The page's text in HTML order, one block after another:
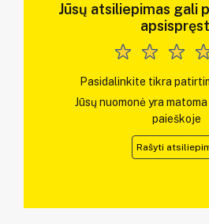
Jūsų atsiliepimas gali
Pasidalinkite tikra
Jūsų nuomonė yra matoma
paieškoje
Rašyti